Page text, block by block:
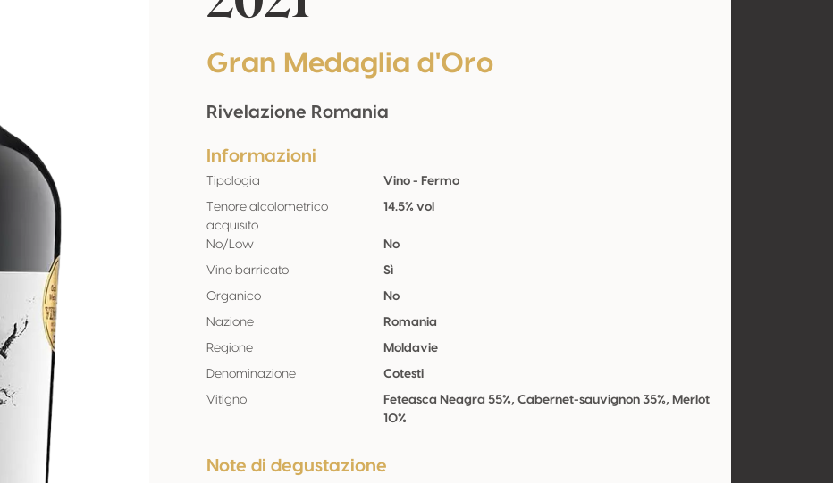
Gran Medaglia d'Oro
Rivelazione Romania
Informazioni
Tipologia Vino - Fermo
Tenore alcolometrico
acquisito
14.5% vol
No/Low No
Vino barricato Sì
Organico No
Nazione Romania
Regione Moldavie
Denominazione Cotesti
Vitigno
Feteasca Neagra 55%, Cabernet-sauvignon 35%, Merlot
10%
Note di degustazione